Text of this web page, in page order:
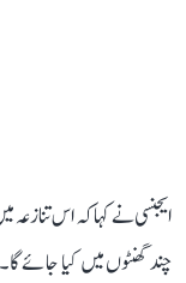
ایجنسی نے کہا کہ اس تنازعہ
چند گھنٹوں میں کیا جائے